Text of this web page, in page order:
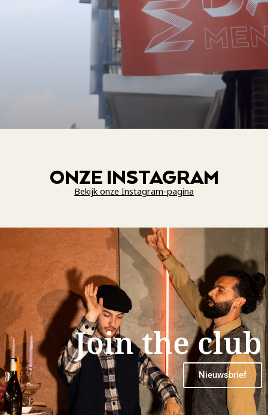
ONZE INSTAGRAM
Bekijk onze Instagram-pagina
Join the club
Nieuwsbrief